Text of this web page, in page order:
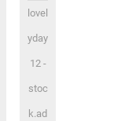
lovel
yday
12 -
stoc
k.ad